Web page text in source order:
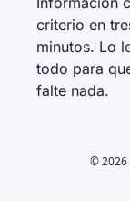
criterio en
minutos. Lo
todo para
falte nada.
© 2026